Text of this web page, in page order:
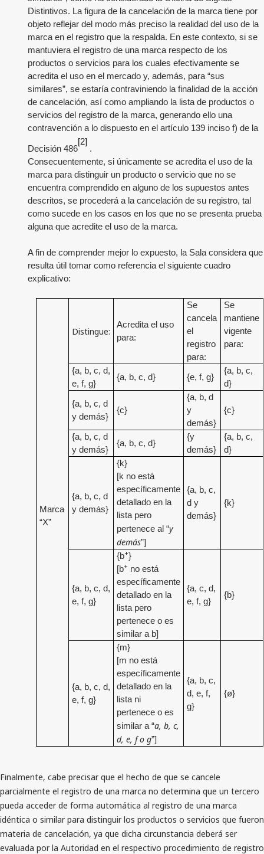
Distintivos. La figura de la cancelación de la marca tiene por
objeto reflejar del modo más preciso la realidad del uso de la
marca en el registro que la respalda. En este contexto, si se
mantuviera el registro de una marca respecto de los
productos o servicios para los cuales efectivamente se
acredita el uso en el mercado y, además, para “sus
similares”, se estaría contraviniendo la finalidad de la acción
de cancelación, así como ampliando la lista de productos o
servicios del registro de la marca, generando ello una
contravención a lo dispuesto en el artículo 139 inciso f) de la
Decisión 486
[2]
.
Consecuentemente, si únicamente se acredita el uso de la
marca para distinguir un producto o servicio que no se
encuentra comprendido en alguno de los supuestos antes
descritos, se procederá a la cancelación de su registro, tal
como sucede en los casos en los que no se presenta prueba
alguna que acredite el uso de la marca.
A fin de comprender mejor lo expuesto, la Sala considera que
resulta útil tomar como referencia el siguiente cuadro
explicativo:
Marca
“X”
Distingue:
Acredita el uso
para:
Se
cancela
el
registro
para:
Se
mantiene
vigente
para:
{a, b, c, d,
e, f, g}
{a, b, c, d} {e, f, g}
{a, b, c,
d}
{a, b, c, d
y demás}
{c}
{a, b, d
y
demás}
{c}
{a, b, c, d
y demás}
{a, b, c, d}
{y
demás}
{a, b, c,
d}
{a, b, c, d
y demás}
{k}
[k no está
específicamente
detallado en la
lista pero
pertenece al “y
demás”]
{a, b, c,
d y
demás}
{k}
{a, b, c, d,
e, f, g}
{b+}
[b+ no está
específicamente
detallado en la
lista pero
pertenece o es
similar a b]
{a, c, d,
e, f, g}
{b}
{a, b, c, d,
e, f, g}
{m}
[m no está
específicamente
detallado en la
lista ni
pertenece o es
similar a “a, b, c,
d, e, f o g”]
{a, b, c,
d, e, f,
g}
{ø}
Finalmente, cabe precisar que el hecho de que se cancele
parcialmente el registro de una marca no determina que un tercero
pueda acceder de forma automática al registro de una marca
idéntica o similar para distinguir los productos o servicios que fueron
materia de cancelación, ya que dicha circunstancia deberá ser
evaluada por la Autoridad en el respectivo procedimiento de registro